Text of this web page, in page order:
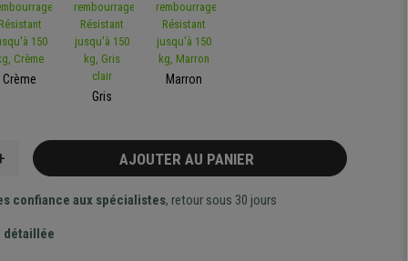
Crème
Gris
Marron
AJOUTER AU PANIER
confiance aux spécialistes, retour sous 30 jours
détaillée